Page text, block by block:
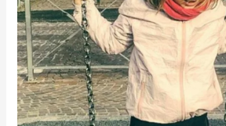
bimbo
è
pronto
ad
affrontare
la